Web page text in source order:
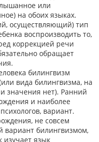
или
на обоих языках.
осуществляющий) тип
воспроизводить то,
коррекцией речи
обращает
билингвизм
вида билингвизма, на
значения нет). Ранний
и наиболее
вариант.
не совсем
вариант билингвизмом,
изучает язык